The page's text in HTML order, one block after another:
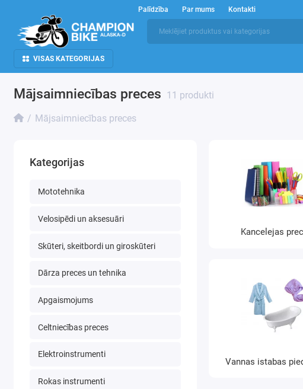
Palīdzība Par mums Kontakti
VISAS KATEGORIJAS
Mājsaimniecības preces 11 produkti
Mājsaimniecības preces
Kategorijas
Mototehnika
Velosipēdi un aksesuāri
Skūteri, skeitbordi un giroskūteri
Dārza preces un tehnika
Apgaismojums
Celtniecības preces
Elektroinstrumenti
Rokas instrumenti
Kancelejas
Vannas istabas